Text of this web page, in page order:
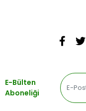
E-Bülten
Aboneliği